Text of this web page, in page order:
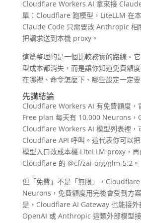
Cloudflare Workers AI 拿來接
單：Cloudflare 跑模型，LiteLLM 在
Claude Code 只需要改 Anthropic 相
把請求送到本機 proxy。
這篇整理的是一個比較務實的路線。
型成本都消失，而是讓你知道免費額
在哪裡、命令怎麼下、哪些設定一定要
先講結論
Cloudflare Workers AI 有免費額度，
Free plan 每天有 10,000 Neurons，
Cloudflare Workers AI 模型列表裡，
Cloudflare API 呼叫。這代表你可以
模型入口改成本機 LiteLLM proxy，
Cloudflare 的 @cf/zai-org/glm-5.2。
但「免費」不是「無限」，
Neurons，免費額度用完後會受到方
是，Cloudflare AI Gateway 也能接外
OpenAI 或 Anthropic 這類外部模型